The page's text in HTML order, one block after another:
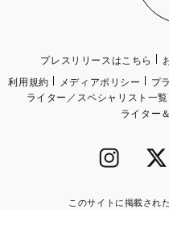
プレスリリースはこちら
利用規約
メディアポリシー プ
ライター／スペシャリスト一覧
ライター
このサイトに掲載され